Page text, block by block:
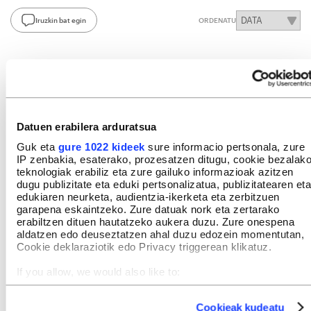
Datuen erabilera arduratsua
Guk eta gure 1022 kideek sure informacio pertsonala, zure
IP zenbakia, esaterako, prozesatzen ditugu, cookie bezalako
teknologiak erabiliz eta zure gailuko informazioak azitzen
dugu publizitate eta eduki pertsonalizatua, publizitatearen eta
edukiaren neurketa, audientzia-ikerketa eta zerbitzuen
garapena eskaintzeko. Zure datuak nork eta zertarako
erabiltzen dituen hautatzeko aukera duzu. Zure onespena
aldatzen edo deuseztatzen ahal duzu edozein momentutan,
Cookie deklaraziotik edo Privacy triggerean klikatuz.
If you allow, we would also like to:
Collect information about your geographical location
Cookieak kudeatu
Iruzkin bat egin ORDENATU